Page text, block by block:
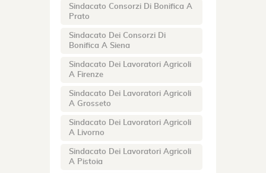
Sindacato Consorzi Di Bonifica A
Prato
Sindacato Dei Consorzi Di
Bonifica A Siena
Sindacato Dei Lavoratori Agricoli
A Firenze
Sindacato Dei Lavoratori Agricoli
A Grosseto
Sindacato Dei Lavoratori Agricoli
A Livorno
Sindacato Dei Lavoratori Agricoli
A Pistoia